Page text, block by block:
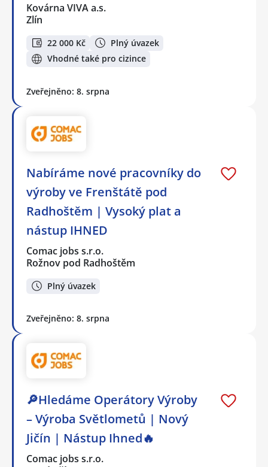
Kovárna VIVA a.s.
Zlín
22 000 Kč
Plný úvazek
Vhodné také pro cizince
Zveřejněno: 8. srpna
Nabíráme nové pracovníky do
výroby ve Frenštátě pod
Radhoštěm | Vysoký plat a
nástup IHNED
Comac jobs s.r.o.
Rožnov pod Radhoštěm
Plný úvazek
Zveřejněno: 8. srpna
🔎Hledáme Operátory Výroby
– Výroba Světlometů | Nový
Jičín | Nástup Ihned🔥
Comac jobs s.r.o.